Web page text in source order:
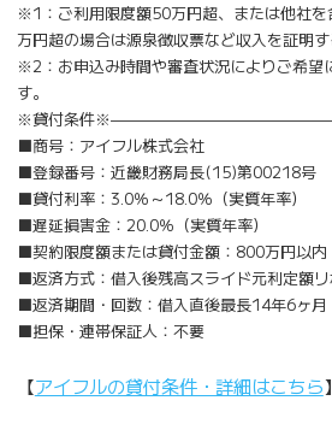
※1：ご利用限度額50万円超、または他社
万円超の場合は源泉徴収票など収入を証明す
※2：お申込み時間や審査状況によりご希望
す。
※貸付条件
■商号：アイフル株式会社
■登録番号：近畿財務局長(15)第00218号
■貸付利率：3.0％～18.0％（実質年率）
■遅延損害金：20.0％（実質年率）
■契約限度額または貸付金額：800万円以内
■返済方式：借入後残高スライド元利定額
■返済期間・回数：借入直後最長14年6ヶ月
■担保・連帯保証人：不要
【アイフルの貸付条件・詳細はこちら】